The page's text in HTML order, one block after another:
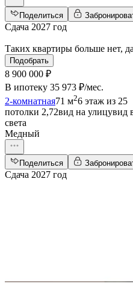
Поделиться
Сдача 2027 год
Таких квартиры больше нет,
Подобрать
8 900 000 ₽
В ипотеку 35 973 ₽/мес.
2-комнатная71 м26 этаж из 25
потолки 2,72вид на улицувид
света
Медный
Поделиться
Сдача 2027 год